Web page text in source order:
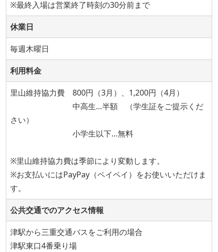
※最終入場は営業終了時刻の30分前まで
休業日
毎週木曜日
利用料金
里山維持協力費 800円（3月）、1,200円（4月）
中高生…半額 （学生証をご提示くだ
さい）
小学生以下…無料
※里山維持協力費は季節により変動します。
※お支払いにはPayPay（ペイペイ）をお使いいただけま
す。
公共交通でのアクセス情報
津駅から三重交通バスをご利用の場合
津駅東口4番乗り場